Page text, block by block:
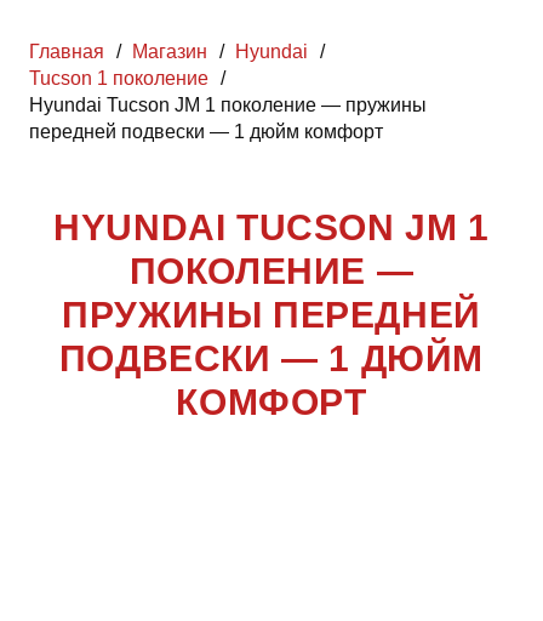
Главная / Магазин / Hyundai
/
Tucson 1 поколение /
Hyundai Tucson JM 1 поколение — пружины
передней подвески — 1 дюйм комфорт
HYUNDAI TUCSON JM 1
ПОКОЛЕНИЕ —
ПРУЖИНЫ ПЕРЕДНЕЙ
ПОДВЕСКИ — 1 ДЮЙМ
КОМФОРТ